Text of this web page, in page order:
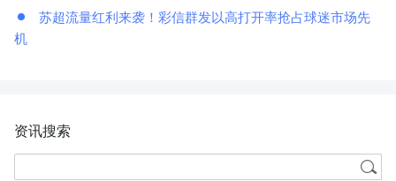
苏超流量红利来袭！彩信群发以高打开率抢占球迷市场先
机
资讯搜索